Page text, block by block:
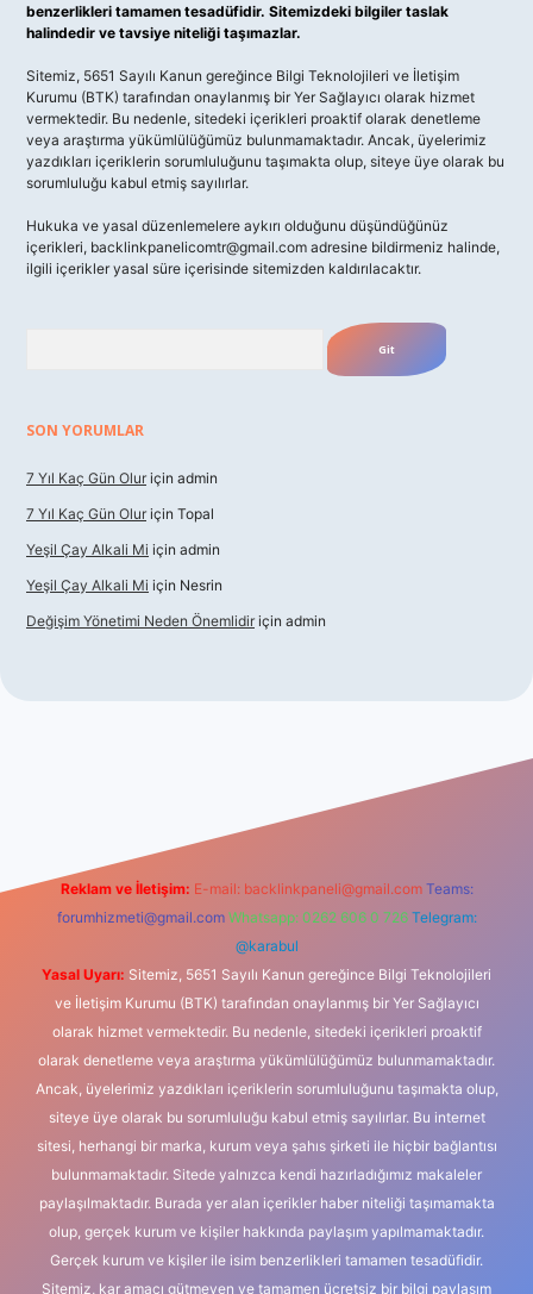
benzerlikleri tamamen tesadüfidir. Sitemizdeki bilgiler taslak
halindedir ve tavsiye niteliği taşımazlar.
Sitemiz, 5651 Sayılı Kanun gereğince Bilgi Teknolojileri ve İletişim
Kurumu (BTK) tarafından onaylanmış bir Yer Sağlayıcı olarak hizmet
vermektedir. Bu nedenle, sitedeki içerikleri proaktif olarak denetleme
veya araştırma yükümlülüğümüz bulunmamaktadır. Ancak, üyelerimiz
yazdıkları içeriklerin sorumluluğunu taşımakta olup, siteye üye olarak bu
sorumluluğu kabul etmiş sayılırlar.
Hukuka ve yasal düzenlemelere aykırı olduğunu düşündüğünüz
içerikleri, backlinkpanelicomtr@gmail.com adresine bildirmeniz halinde,
ilgili içerikler yasal süre içerisinde sitemizden kaldırılacaktır.
SON YORUMLAR
7 Yıl Kaç Gün Olur için admin
7 Yıl Kaç Gün Olur için Topal
Yeşil Çay Alkali Mi için admin
Yeşil Çay Alkali Mi için Nesrin
Değişim Yönetimi Neden Önemlidir için admin
Reklam ve İletişim: E-mail: backlinkpaneli@gmail.com Teams:
forumhizmeti@gmail.com Whatsapp: 0262 606 0 726 Telegram:
@karabul
Yasal Uyarı: Sitemiz, 5651 Sayılı Kanun gereğince Bilgi Teknolojileri
ve İletişim Kurumu (BTK) tarafından onaylanmış bir Yer Sağlayıcı
olarak hizmet vermektedir. Bu nedenle, sitedeki içerikleri proaktif
olarak denetleme veya araştırma yükümlülüğümüz bulunmamaktadır.
Ancak, üyelerimiz yazdıkları içeriklerin sorumluluğunu taşımakta olup,
siteye üye olarak bu sorumluluğu kabul etmiş sayılırlar. Bu internet
sitesi, herhangi bir marka, kurum veya şahıs şirketi ile hiçbir bağlantısı
bulunmamaktadır. Sitede yalnızca kendi hazırladığımız makaleler
paylaşılmaktadır. Burada yer alan içerikler haber niteliği taşımamakta
olup, gerçek kurum ve kişiler hakkında paylaşım yapılmamaktadır.
Gerçek kurum ve kişiler ile isim benzerlikleri tamamen tesadüfidir.
Sitemiz, kar amacı gütmeyen ve tamamen ücretsiz bir bilgi paylaşım